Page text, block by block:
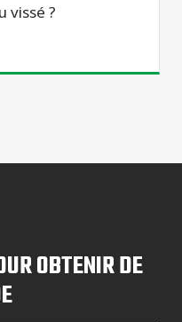
vissé ?
OBTENIR DE